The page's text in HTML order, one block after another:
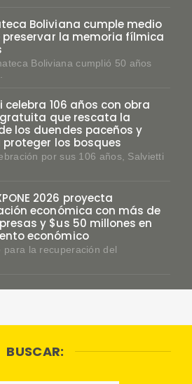
Boliviana cumple medio
preservar la memoria fílmica
Boliviana cumplió 50 años
celebra 106 años con obra
que rescata la
los duendes paceños y
los bosques
por sus 106 años, Salvietti
2026 proyecta
económica con más de
y $us 50 millones en
económico
para la recuperación del
BUSCAR: